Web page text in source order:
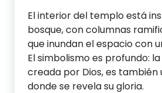
El interior del templo está
bosque, con columnas
que inundan el espacio con
El simbolismo es profundo:
creada por Dios, es
donde se revela su gloria.